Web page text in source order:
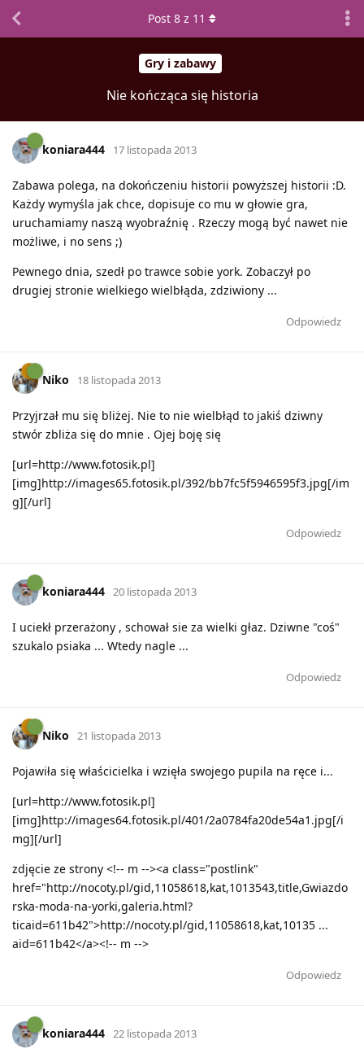
Gry i zabawy
Nie kończąca się historia
Post 8 z 11
koniara444 17 listopada 2013
Zabawa polega, na dokończeniu historii powyższej historii :D.
Każdy wymyśla jak chce, dopisuje co mu w głowie gra,
uruchamiamy naszą wyobraźnię . Rzeczy mogą być nawet nie
możliwe, i no sens ;)
Pewnego dnia, szedł po trawce sobie york. Zobaczył po
drugiej stronie wielkiego wielbłąda, zdziwiony ...
Odpowiedz
Niko 18 listopada 2013
Przyjrzał mu się bliżej. Nie to nie wielbłąd to jakiś dziwny
stwór zbliża się do mnie . Ojej boję się
[url=http://www.fotosik.pl]
[img]http://images65.fotosik.pl/392/bb7fc5f5946595f3.jpg[/im
g][/url]
Odpowiedz
koniara444 20 listopada 2013
I uciekł przerażony , schował sie za wielki głaz. Dziwne "coś"
szukalo psiaka ... Wtedy nagle ...
Odpowiedz
Niko 21 listopada 2013
Pojawiła się właścicielka i wzięła swojego pupila na ręce i...
[url=http://www.fotosik.pl]
[img]http://images64.fotosik.pl/401/2a0784fa20de54a1.jpg[/i
mg][/url]
zdjęcie ze strony <!-- m --><a class="postlink"
href="http://nocoty.pl/gid,11058618,kat,1013543,title,Gwiazdo
rska-moda-na-yorki,galeria.html?
ticaid=611b42">http://nocoty.pl/gid,11058618,kat,10135 ...
aid=611b42</a><!-- m -->
Odpowiedz
koniara444 22 listopada 2013